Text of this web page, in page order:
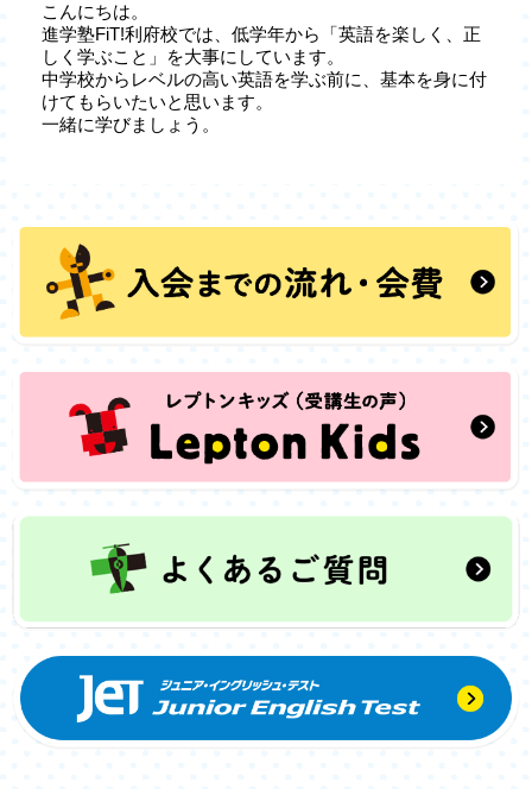
こんにちは。
進学塾FiT!利府校では、低学年から「英語を楽しく、正
しく学ぶこと」を大事にしています。
中学校からレベルの高い英語を学ぶ前に、基本を身に付
けてもらいたいと思います。
一緒に学びましょう。